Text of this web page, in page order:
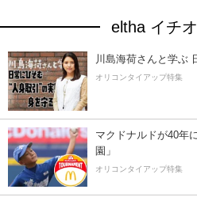
eltha イチ
川島海荷さんと学ぶ
オリコンタイアップ特集
マクドナルドが40年
園」
オリコンタイアップ特集